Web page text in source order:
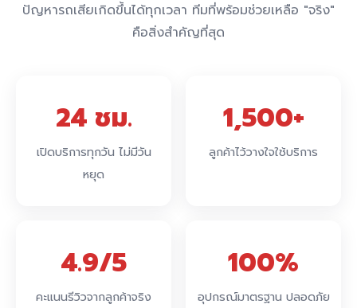
ปัญหารถเสียเกิดขึ้นได้ทุกเวลา ทีมที่พร้อมช่วยเหลือ "จริง"
คือสิ่งสำคัญที่สุด
24 ชม.
เปิดบริการทุกวัน ไม่มีวัน
หยุด
1,500+
ลูกค้าไว้วางใจใช้บริการ
4.9/5
คะแนนรีวิวจากลูกค้าจริง
100%
อุปกรณ์มาตรฐาน ปลอดภัย